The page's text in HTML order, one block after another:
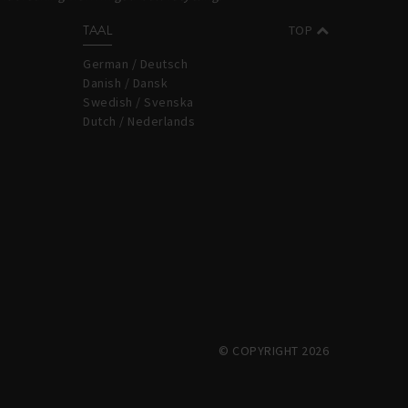
TOP
TAAL
German / Deutsch
Danish / Dansk
Swedish / Svenska
Dutch / Nederlands
© COPYRIGHT 2026